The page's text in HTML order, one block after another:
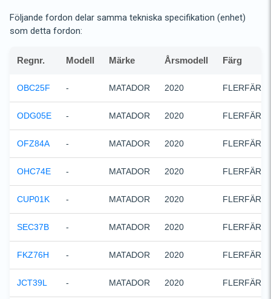
Följande fordon delar samma tekniska specifikation (enhet)
som detta fordon:
Regnr. Modell Märke Årsmodell Färg
OBC25F - MATADOR 2020
ODG05E - MATADOR 2020
OFZ84A - MATADOR 2020
OHC74E - MATADOR 2020
CUP01K - MATADOR 2020
SEC37B - MATADOR 2020
FKZ76H - MATADOR 2020
JCT39L - MATADOR 2020